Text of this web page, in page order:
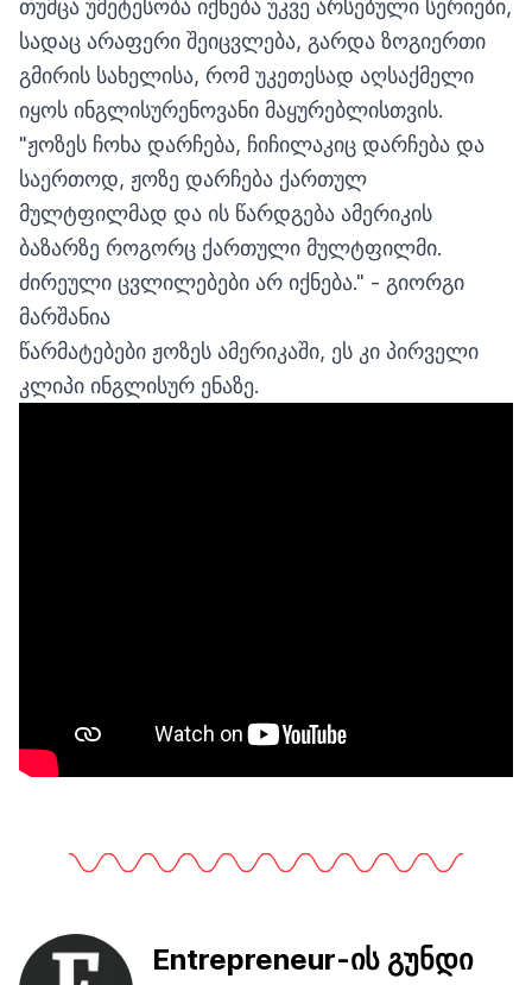
თუმცა უმეტესობა იქნება უკვე არსებული სერიები,
სადაც არაფერი შეიცვლება, გარდა ზოგიერთი
გმირის სახელისა, რომ უკეთესად აღსაქმელი
იყოს ინგლისურენოვანი მაყურებლისთვის.
"ჟოზეს ჩოხა დარჩება, ჩიჩილაკიც დარჩება და
საერთოდ, ჟოზე დარჩება ქართულ
მულტფილმად და ის წარდგება ამერიკის
ბაზარზე როგორც ქართული მულტფილმი.
ძირეული ცვლილებები არ იქნება." - გიორგი
მარშანია
წარმატებები ჟოზეს ამერიკაში, ეს კი პირველი
კლიპი ინგლისურ ენაზე.
Entrepreneur-ის გუნდი